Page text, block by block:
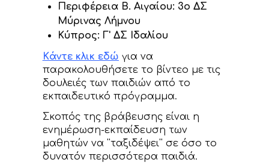
Περιφέρεια Β. Αιγαίου: 3ο ΔΣ
Μύρινας Λήμνου
Κύπρος: Γ' ΔΣ Ιδαλίου
Kάντε κλικ εδώ για να
παρακολουθήσετε το βίντεο με τις
δουλειές των παιδιών από το
εκπαιδευτικό πρόγραμμα.
Σκοπός της βράβευσης είναι η
ενημέρωση-εκπαίδευση των
μαθητών να ''ταξιδέψει'' σε όσο το
δυνατόν περισσότερα παιδιά.